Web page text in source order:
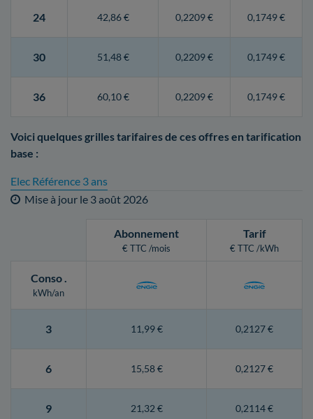
24 42,86 € 0,2209 € 0,1749 €
30 51,48 € 0,2209 € 0,1749 €
36 60,10 € 0,2209 € 0,1749 €
Voici quelques grilles tarifaires de ces offres en tarification
base :
Elec Référence 3 ans
Mise à jour le 3 août 2026
Abonnement
€ TTC /mois
Tarif
€ TTC /kWh
Conso.
kWh/an
3 11,99 € 0,2127 €
6 15,58 € 0,2127 €
9 21,32 € 0,2114 €